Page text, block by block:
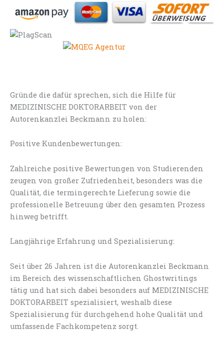
Gründe die dafür sprechen, sich die Hilfe für
MEDIZINISCHE DOKTORARBEIT von der
Autorenkanzlei Beckmann zu holen:
Positive Kundenbewertungen:
Zahlreiche positive Bewertungen von Studierenden
zeugen von großer Zufriedenheit, besonders was die
Qualität, die termingerechte Lieferung sowie die
professionelle Betreuung über den gesamten Prozess
hinweg betrifft.
Langjährige Erfahrung und Spezialisierung:
Seit über 26 Jahren ist die Autorenkanzlei Beckmann
im Bereich des wissenschaftlichen Ghostwritings
tätig und hat sich dabei besonders auf MEDIZINISCHE
DOKTORARBEIT spezialisiert, weshalb diese
Spezialisierung für durchgehend hohe Qualität und
umfassende Fachkompetenz sorgt.